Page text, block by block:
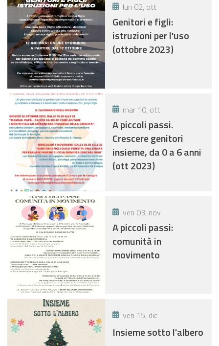
lun 02, ott
Genitori e figli:
istruzioni per l'uso
(ottobre 2023)
mar 10, ott
A piccoli passi.
Crescere genitori
insieme, da 0 a 6 anni
(ott 2023)
ven 03, nov
A piccoli passi:
comunità in
movimento
ven 15, dic
Insieme sotto l'albero